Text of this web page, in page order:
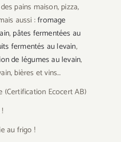
pains maison, pizza,
aussi :fromage
,pâtes fermentées au
fermentés au levain,
de légumes au levain,
bières et vins…
(Certification Ecocert AB)
au frigo !